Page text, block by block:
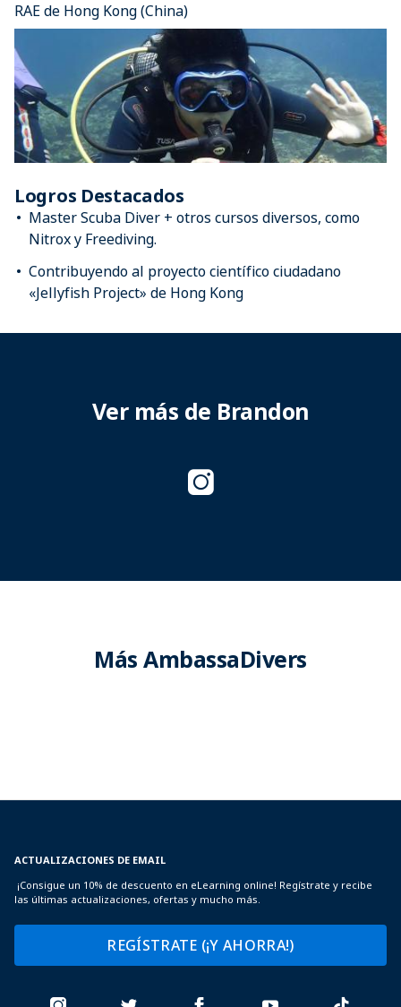
RAE de Hong Kong (China)
Logros Destacados
Master Scuba Diver + otros cursos diversos, como
Nitrox y Freediving.
Contribuyendo al proyecto científico ciudadano
«Jellyfish Project» de Hong Kong
Ver más de Brandon
Más AmbassaDivers
ACTUALIZACIONES DE EMAIL
¡Consigue un 10% de descuento en eLearning online! Regístrate y recibe
las últimas actualizaciones, ofertas y mucho más.
REGÍSTRATE (¡Y AHORRA!)